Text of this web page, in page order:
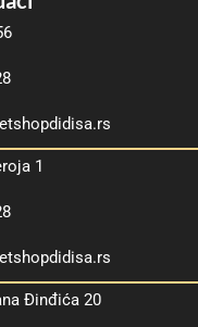
1
Đinđića 20